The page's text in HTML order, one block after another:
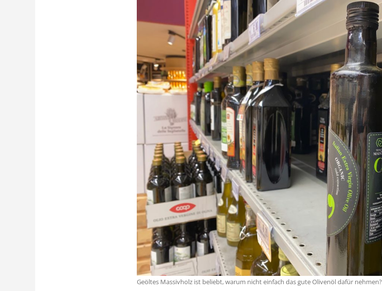
Geöltes Massivholz ist beliebt, warum nicht einfach das gute Olivenöl dafür nehmen?